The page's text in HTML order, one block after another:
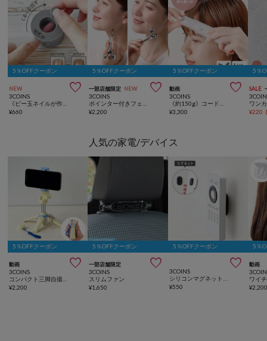
5％OFFクーポン
NEW 
3COINS
¥660
5％OFFクーポン
一部店舗限定 NEW 
3COINS
¥2,200
5％OFFクーポン
動画 
3COINS
¥3,300
5％
SALE
¥220
人気の家電/デバイス
5％OFFクーポン
動画 
3COINS
¥2,200
5％OFFクーポン
一部店舗限定 
3COINS
スリムファン
¥1,650
5％OFFクーポン

3COINS
¥550
5％
動画
¥